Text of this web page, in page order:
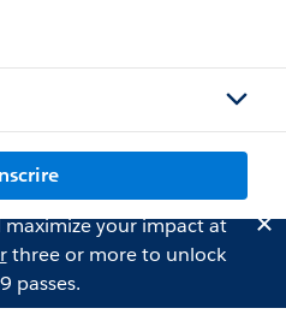
your impact at
three or more to unlock
passes.